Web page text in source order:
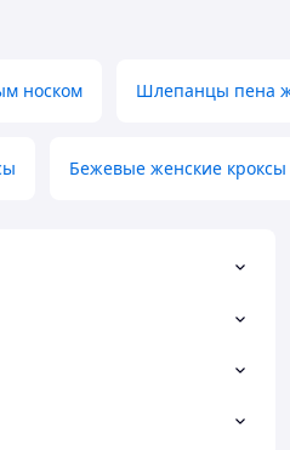
носком Шлепанцы пена
Бежевые женские